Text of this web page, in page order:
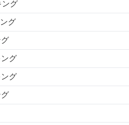
ング
グ
グ
グ